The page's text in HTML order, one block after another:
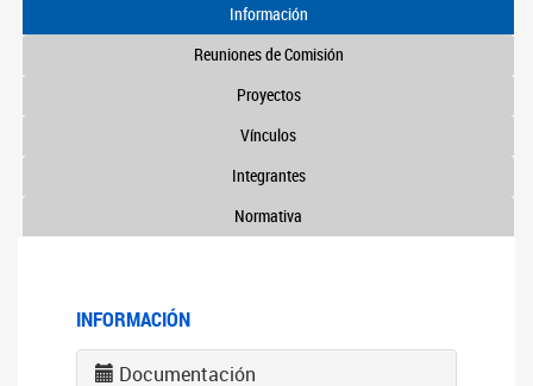
Información
Reuniones de Comisión
Proyectos
Vínculos
Integrantes
Normativa
INFORMACIÓN
Documentación